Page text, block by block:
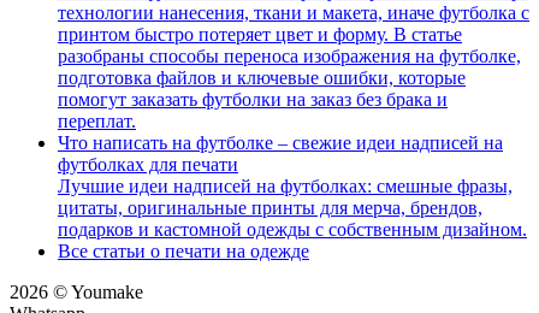
технологии нанесения, ткани и макета, иначе футболка с
принтом быстро потеряет цвет и форму. В статье
разобраны способы переноса изображения на футболке,
подготовка файлов и ключевые ошибки, которые
помогут заказать футболки на заказ без брака и
переплат.
Что написать на футболке – свежие идеи надписей на
футболках для печати
Лучшие идеи надписей на футболках: смешные фразы,
цитаты, оригинальные принты для мерча, брендов,
подарков и кастомной одежды с собственным дизайном.
Все статьи о печати на одежде
2026 © Youmake